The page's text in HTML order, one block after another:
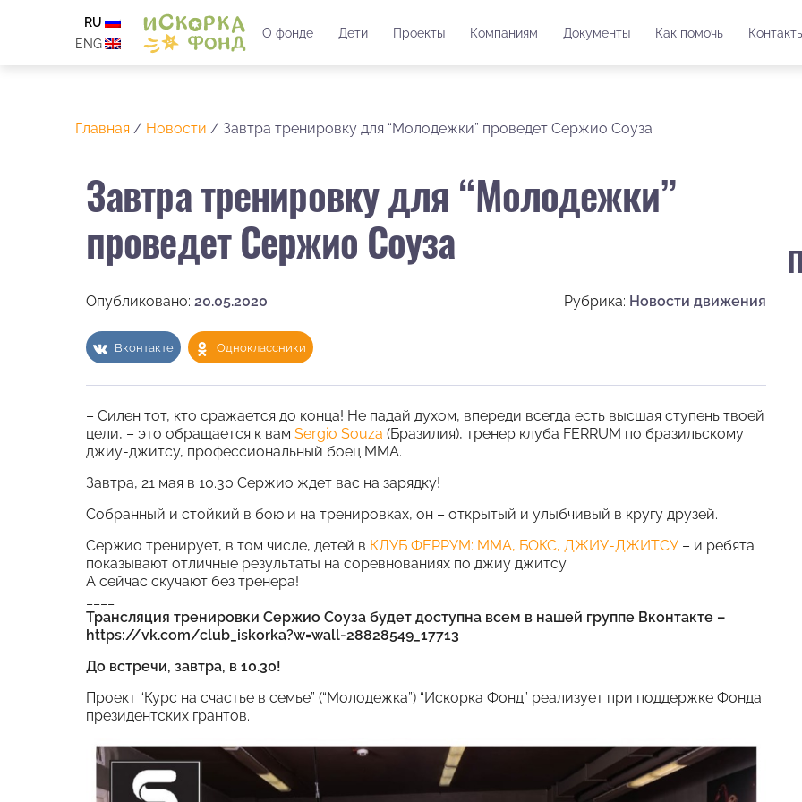
RU
ENG
О фонде Дети Проекты Компаниям Документы Как помочь
Главная / Новости / Завтра тренировку для “Молодежки” проведет Сержио Соуза
Завтра тренировку для “Молодежки”
проведет Сержио Соуза
Опубликовано: 20.05.2020 Рубрика: Новости движения
Вконтакте Одноклассники
– Силен тот, кто сражается до конца! Не падай духом, впереди всегда есть высшая ступень твоей
цели, – это обращается к вам Sergio Souza (Бразилия), тренер клуба FERRUM по бразильскому
джиу-джитсу, профессиональный боец ММА.
Завтра, 21 мая в 10.30 Сержио ждет вас на зарядку!
Собранный и стойкий в бою и на тренировках, он – открытый и улыбчивый в кругу друзей.
Сержио тренирует, в том числе, детей в КЛУБ ФЕРРУМ: ММА, БОКС, ДЖИУ-ДЖИТСУ – и ребята
показывают отличные результаты на соревнованиях по джиу джитсу.
А сейчас скучают без тренера!
Трансляция тренировки Сержио Соуза будет доступна всем в нашей группе Вконтакте –
https://vk.com/club_iskorka?w=wall-28828549_17713
До встречи, завтра, в 10.30!
Проект “Курс на счастье в семье” (“Молодежка”) “Искорка Фонд” реализует при поддержке Фонда
президентских грантов.